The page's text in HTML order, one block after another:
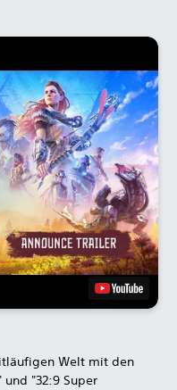
Welt mit den
"32:9 Super